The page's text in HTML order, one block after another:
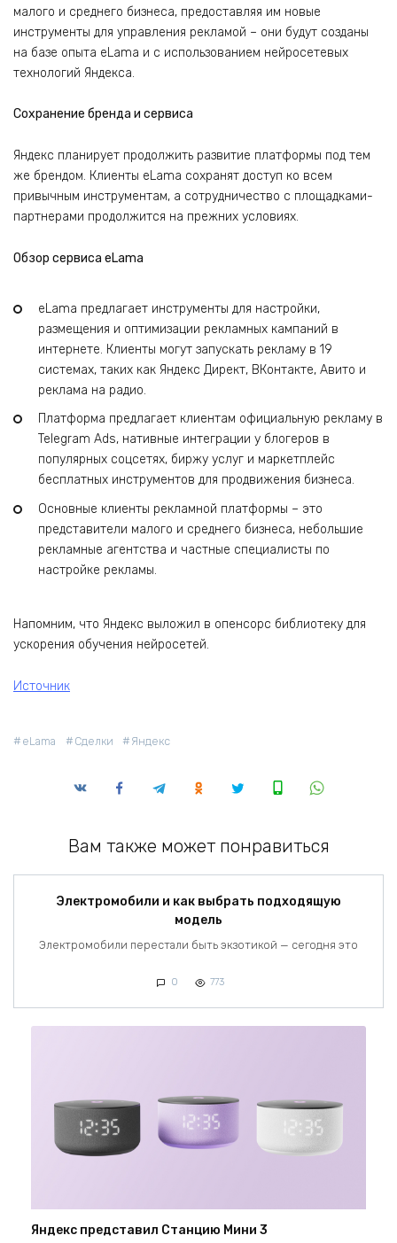
малого и среднего бизнеса, предоставляя им новые
инструменты для управления рекламой – они будут созданы
на базе опыта eLama и с использованием нейросетевых
технологий Яндекса.
Сохранение бренда и сервиса
Яндекс планирует продолжить развитие платформы под тем
же брендом. Клиенты eLama сохранят доступ ко всем
привычным инструментам, а сотрудничество с площадками-
партнерами продолжится на прежних условиях.
Обзор сервиса eLama
eLama предлагает инструменты для настройки,
размещения и оптимизации рекламных кампаний в
интернете. Клиенты могут запускать рекламу в 19
системах, таких как Яндекс Директ, ВКонтакте, Авито и
реклама на радио.
Платформа предлагает клиентам официальную рекламу в
Telegram Ads, нативные интеграции у блогеров в
популярных соцсетях, биржу услуг и маркетплейс
бесплатных инструментов для продвижения бизнеса.
Основные клиенты рекламной платформы – это
представители малого и среднего бизнеса, небольшие
рекламные агентства и частные специалисты по
настройке рекламы.
Напомним, что Яндекс выложил в опенсорс библиотеку для
ускорения обучения нейросетей.
Источник
eLama Сделки Яндекс
Вам также может понравиться
Электромобили и как выбрать подходящую
модель
Электромобили перестали быть экзотикой — сегодня это
0 773
Яндекс представил Станцию Мини 3